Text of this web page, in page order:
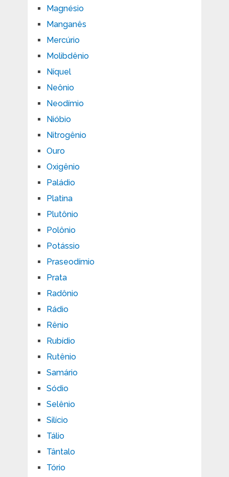
Magnésio
Manganês
Mercúrio
Molibdênio
Níquel
Neônio
Neodímio
Nióbio
Nitrogênio
Ouro
Oxigênio
Paládio
Platina
Plutônio
Polônio
Potássio
Praseodímio
Prata
Radônio
Rádio
Rênio
Rubídio
Rutênio
Samário
Sódio
Selênio
Silício
Tálio
Tântalo
Tório